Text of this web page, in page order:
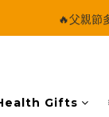
🔥父親節
🔥父親節
Gifts